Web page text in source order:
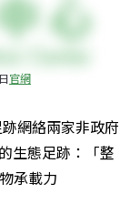
官網
網絡兩家非政府
生態足跡：「整
承載力